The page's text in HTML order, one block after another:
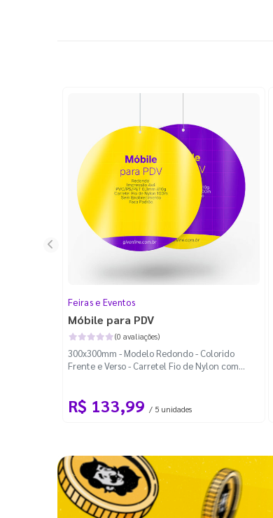
Feiras e Eventos
Móbile para PDV
(0 avaliações)
300x300mm - Modelo Redondo - Colorido
Frente e Verso - Carretel Fio de Nylon com
R$ 133,99 / 5 unidades